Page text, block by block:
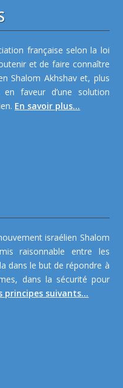
française selon la loi
et de faire connaître
Shalom Akhshav et, plus
faveur d’une solution
En savoir plus...
israélien Shalom
raisonnable entre les
dans le but de répondre à
dans la sécurité pour
principes suivants...